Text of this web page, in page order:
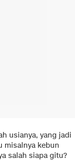
usianya, yang jadi
misalnya kebun
salah siapa gitu?